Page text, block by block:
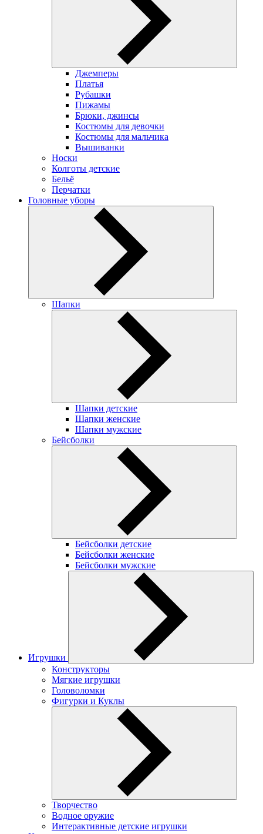
Джемперы
Платья
Рубашки
Пижамы
Брюки, джинсы
Костюмы для девочки
Костюмы для мальчика
Вышиванки
Носки
Колготы детские
Бельё
Перчатки
Головные уборы
Шапки
Шапки детские
Шапки женские
Шапки мужские
Бейсболки
Бейсболки детские
Бейсболки женские
Бейсболки мужские
Игрушки
Конструкторы
Мягкие игрушки
Головоломки
Фигурки и Куклы
Творчество
Водное оружие
Интерактивные детские игрушки